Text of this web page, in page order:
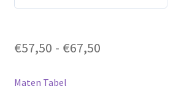
€57,50 - €67,50Prijsklasse:
Maten Tabel